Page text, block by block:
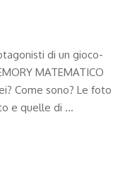
di un gioco-
MATEMATICO
Come sono? Le foto
e quelle di …